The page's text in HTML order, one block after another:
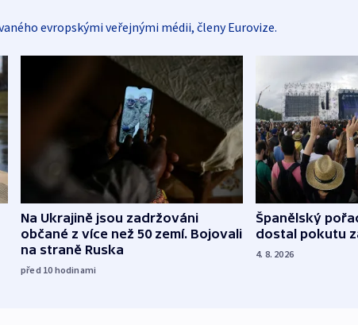
evropskými veřejnými médii, členy Eurovize.
Na Ukrajině jsou zadržováni
občané z více než 50 zemí. Bojovali
na straně Ruska
před 10 hodinami
Španělský
dostal pokutu
4. 8. 2026